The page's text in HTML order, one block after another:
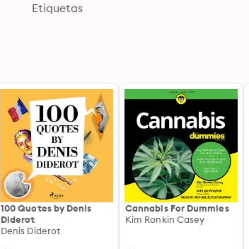
Etiquetas
100 Quotes by Denis
Diderot
Denis Diderot
Cannabis For Dummies
Kim Ronkin Casey